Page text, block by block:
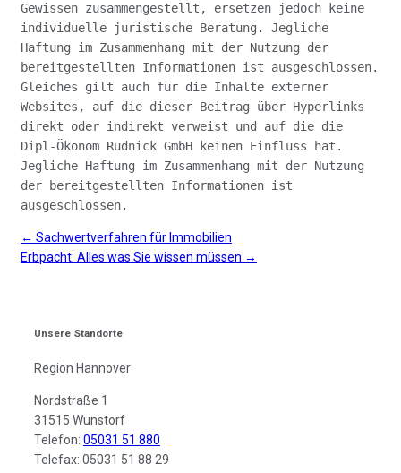
Gewissen zusammengestellt, ersetzen jedoch keine
individuelle juristische Beratung. Jegliche
Haftung im Zusammenhang mit der Nutzung der
bereitgestellten Informationen ist ausgeschlossen.
Gleiches gilt auch für die Inhalte externer
Websites, auf die dieser Beitrag über Hyperlinks
direkt oder indirekt verweist und auf die die
Dipl-Ökonom Rudnick GmbH keinen Einfluss hat.
Jegliche Haftung im Zusammenhang mit der Nutzung
der bereitgestellten Informationen ist
ausgeschlossen.
Posts
← Sachwertverfahren für Immobilien
Erbpacht: Alles was Sie wissen müssen →
Unsere Standorte
Region Hannover
Nordstraße 1
31515 Wunstorf
Telefon: 05031 51 880
Telefax: 05031 51 88 29